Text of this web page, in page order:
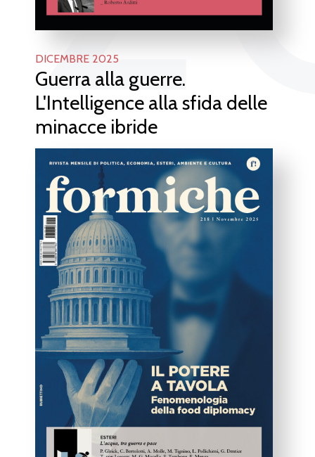
DICEMBRE 2025
Guerra alla guerre.
L'Intelligence alla sfida delle
minacce ibride